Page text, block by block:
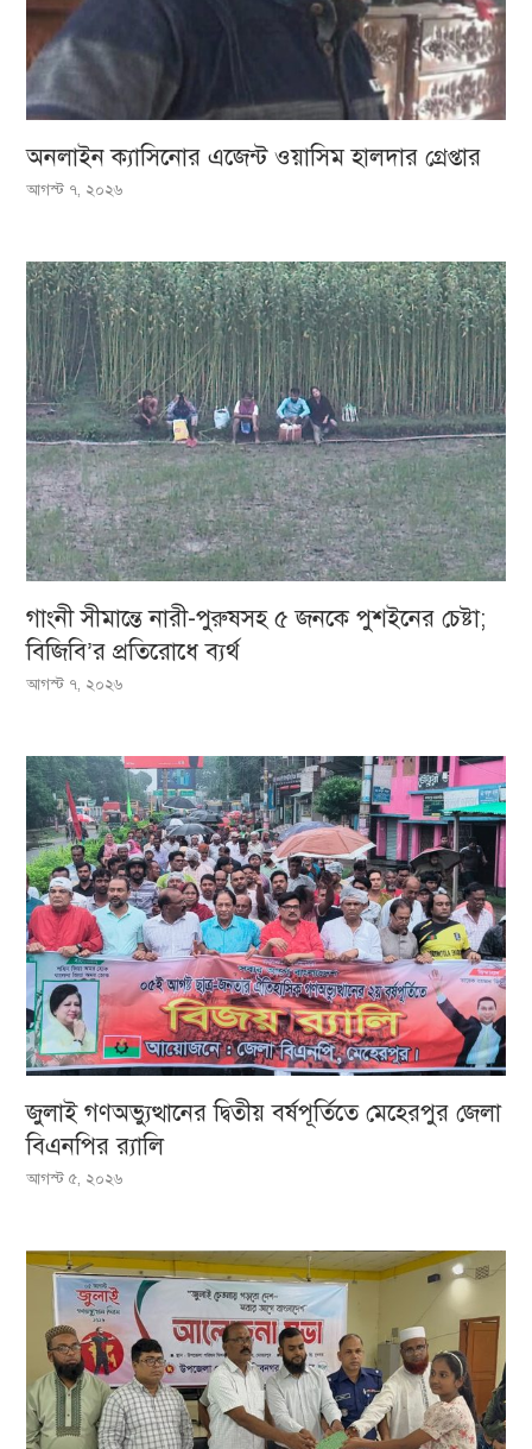
অনলাইন ক্যাসিনোর এজেন্ট ওয়াসিম হালদার গ্রেপ্তার
আগস্ট ৭, ২০২৬
গাংনী সীমান্তে নারী-পুরুষসহ ৫ জনকে পুশইনের চেষ্টা;
বিজিবি’র প্রতিরোধে ব্যর্থ
আগস্ট ৭, ২০২৬
জুলাই গণঅভ্যুত্থানের দ্বিতীয় বর্ষপূর্তিতে মেহেরপুর জেলা
বিএনপির র‍্যালি
আগস্ট ৫, ২০২৬